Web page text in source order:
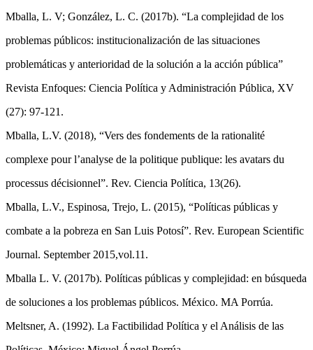
Mballa, L. V; González, L. C. (2017b). “La complejidad de los
problemas públicos: institucionalización de las situaciones
problemáticas y anterioridad de la solución a la acción pública”
Revista Enfoques: Ciencia Política y Administración Pública, XV
(27): 97-121.
Mballa, L.V. (2018), “Vers des fondements de la rationalité
complexe pour l’analyse de la politique publique: les avatars du
processus décisionnel”. Rev. Ciencia Política, 13(26).
Mballa, L.V., Espinosa, Trejo, L. (2015), “Políticas públicas y
combate a la pobreza en San Luis Potosí”. Rev. European Scientific
Journal. September 2015,vol.11.
Mballa L. V. (2017b). Políticas públicas y complejidad: en búsqueda
de soluciones a los problemas públicos. México. MA Porrúa.
Meltsner, A. (1992). La Factibilidad Política y el Análisis de las